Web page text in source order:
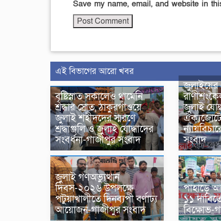
Save my name, email, and website in
এই বিভাগের আরো খবর
বৃষ্টিস্নাত সকালেও থামেনি
শ্রদ্ধার স্রোত, ঠাকুরগাঁওয়ে
জুলাই শহীদদের স্মরণে
শ্রদ্ধাঞ্জলি ও জুলাই যোদ্ধাদের
সংবর্ধনা-গাজীপুর সংবাদ
জুলাইয়ের
জুলাই
সংবাদ
জুলাই গণঅভ্যুত্থান
দিবস-২০২৬ উপলক্ষে
পটুয়াখালীতে দিনব্যপী বর্ণাঢ্য
আয়োজন-গাজীপুর সংবাদ
পাহাড়ে
১১
বিক্ষোভ-